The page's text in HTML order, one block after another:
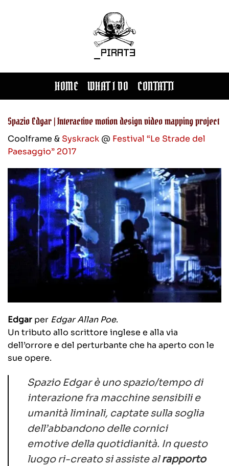
HOME WHAT I DO CONTATTI
Spazio Edgar | Interactive motion design video mapping project
Coolframe & Syskrack @ Festival “Le Strade del
Paesaggio” 2017
Edgar per Edgar Allan Poe.
Un tributo allo scrittore inglese e alla via
dell’orrore e del perturbante che ha aperto con le
sue opere.
Spazio Edgar è uno spazio/tempo di
interazione fra macchine sensibili e
umanità liminali, captate sulla soglia
dell’abbandono delle cornici
emotive della quotidianità. In questo
luogo ri-creato si assiste alrapporto